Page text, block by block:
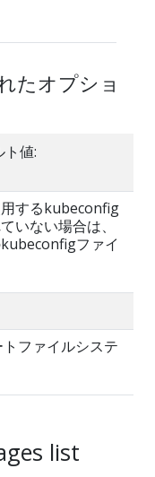
たオプショ
値:
するkubeconfig
いない場合は、
ファイ
ファイルシステ
list